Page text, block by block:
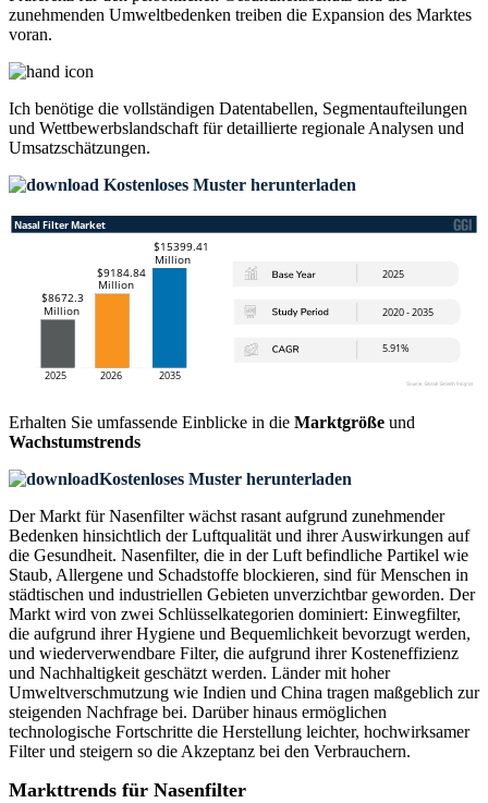
zunehmenden Umweltbedenken treiben die Expansion des Marktes
voran.
Ich benötige die vollständigen Datentabellen, Segmentaufteilungen
und Wettbewerbslandschaft für detaillierte regionale Analysen und
Umsatzschätzungen.
Kostenloses Muster herunterladen
Erhalten Sie umfassende Einblicke in die Marktgröße und
Wachstumstrends
Kostenloses Muster herunterladen
Der Markt für Nasenfilter wächst rasant aufgrund zunehmender
Bedenken hinsichtlich der Luftqualität und ihrer Auswirkungen auf
die Gesundheit. Nasenfilter, die in der Luft befindliche Partikel wie
Staub, Allergene und Schadstoffe blockieren, sind für Menschen in
städtischen und industriellen Gebieten unverzichtbar geworden. Der
Markt wird von zwei Schlüsselkategorien dominiert: Einwegfilter,
die aufgrund ihrer Hygiene und Bequemlichkeit bevorzugt werden,
und wiederverwendbare Filter, die aufgrund ihrer Kosteneffizienz
und Nachhaltigkeit geschätzt werden. Länder mit hoher
Umweltverschmutzung wie Indien und China tragen maßgeblich zur
steigenden Nachfrage bei. Darüber hinaus ermöglichen
technologische Fortschritte die Herstellung leichter, hochwirksamer
Filter und steigern so die Akzeptanz bei den Verbrauchern.
Markttrends für Nasenfilter